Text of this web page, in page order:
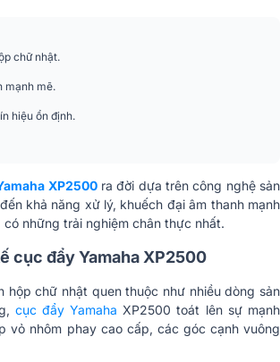
480 x 88 x 456mm
chữ nhật.
mạnh mẽ.
hiệu ổn định.
XP2500ra đời dựa trên công nghệ sản
khả năng xử lý, khuếch đại âm thanh mạnh
những trải nghiệm chân thực nhất.
cục đẩy Yamaha XP2500
hộp chữ nhật quen thuộc như nhiều dòng sản
cục đẩy Yamaha XP2500 toát lên sự mạnh
vỏ nhôm phay cao cấp, các góc cạnh vuông